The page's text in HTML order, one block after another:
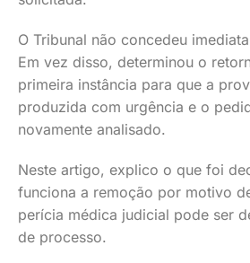
O Tribunal não concedeu
Em vez disso, determinou o
primeira instância para que a
produzida com urgência e o
novamente analisado.
Neste artigo, explico o que foi
funciona a remoção por motivo
perícia médica judicial pode ser
de processo.